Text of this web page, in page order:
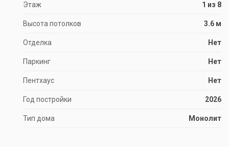
Этаж 1 из 8
Высота потолков 3.6 м
Отделка Нет
Паркинг Нет
Пентхаус Нет
Год постройки 2026
Тип дома Монолит